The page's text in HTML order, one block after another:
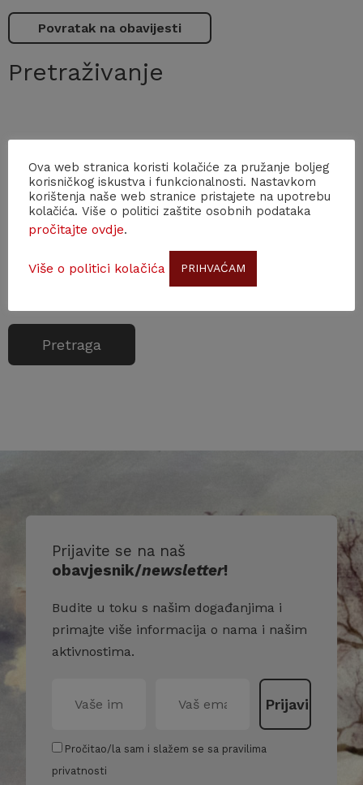
Povratak na obavijesti
Pretraživanje
Do
Prijavite se na naš
obavjesnik/newsletter!
Budite u toku s našim događanjima i
primajte više informacija o nama i našim
aktivnostima.
Pročitao/la sam i slažem se sa pravilima
privatnosti
Ova web stranica koristi kolačiće za pružanje boljeg
korisničkog iskustva i funkcionalnosti. Nastavkom
korištenja naše web stranice pristajete na upotrebu
kolačića. Više o politici zaštite osobnih podataka
pročitajte ovdje.
Više o politici kolačića PRIHVAĆAM